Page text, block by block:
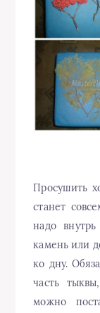
Просушить
станет
надо
камень или
ко дну.
часть
можно